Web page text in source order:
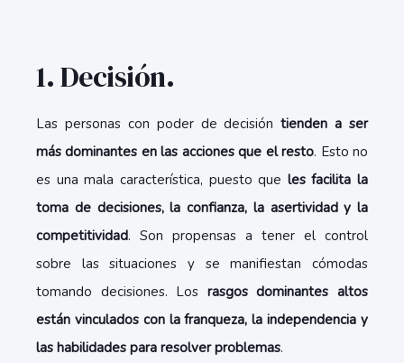
1. Decisión.
Las personas con poder de decisióntienden a ser
más dominantes en las acciones que el resto. Esto no
es una mala característica, puesto que les facilita la
toma de decisiones, la confianza, la asertividad y la
competitividad. Son propensas a tener el control
sobre las situaciones y se manifiestan cómodas
tomando decisiones. Los rasgos dominantes altos
están vinculados con la franqueza, la independencia y
las habilidades para resolver problemas.